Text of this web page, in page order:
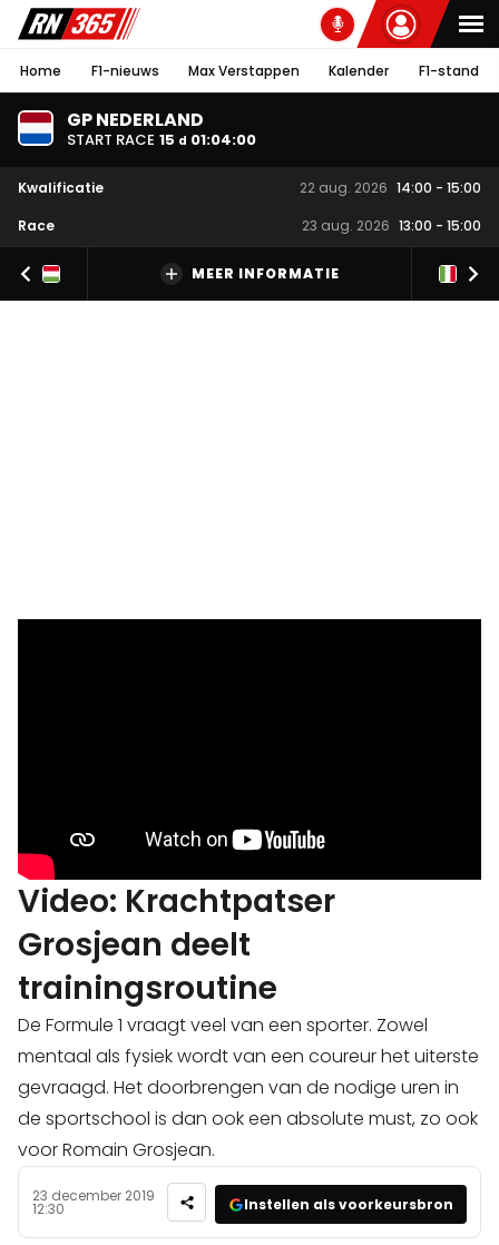
Home F1-nieuws Max Verstappen Kalender F1-stand
GP NEDERLAND
START RACE 15 d 01:03:59
Kwalificatie 22 aug. 2026 14:00 - 15:00
Race
23 aug. 2026 13:00 - 15:00
MEER INFORMATIE
Video: Krachtpatser
Grosjean deelt
trainingsroutine
De Formule 1 vraagt veel van een sporter. Zowel
mentaal als fysiek wordt van een coureur het uiterste
gevraagd. Het doorbrengen van de nodige uren in
de sportschool is dan ook een absolute must, zo ook
voor Romain Grosjean.
23 december 2019
12:30 Instellen als voorkeursbron